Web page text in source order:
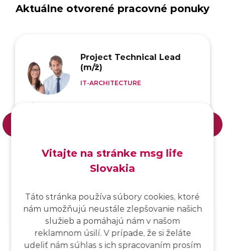
Aktuálne otvorené pracovné ponuky
Project Technical Lead
(m/ž)
IT-ARCHITECTURE
alebo Java vývoja, projektová a tímová
koordinácia, nemecký (B2), anglický jazyk
Všetky pracovné ponuky
Vitajte na stránke msg life
Slovakia
Táto stránka používa súbory cookies, ktoré
nám umožňujú neustále zlepšovanie našich
služieb a pomáhajú nám v našom
reklamnom úsilí. V prípade, že si želáte
udeliť nám súhlas s ich spracovaním prosím